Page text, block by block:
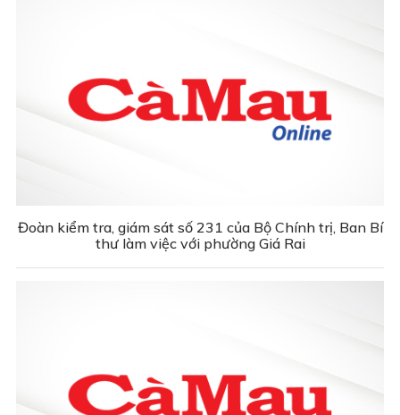
Đoàn kiểm tra, giám sát số 231 của Bộ Chính trị, Ban Bí
thư làm việc với phường Giá Rai